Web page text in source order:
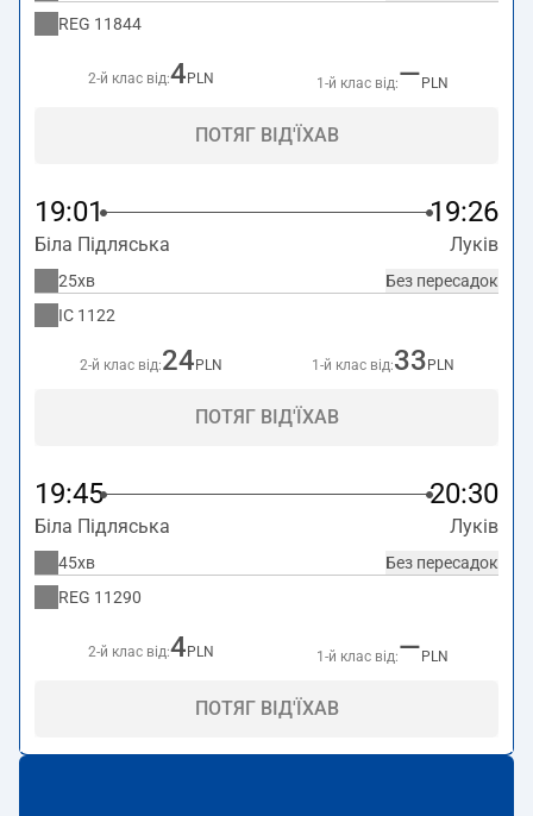
REG 11844
2-й клас від:4 PLN 1-й клас від:— PLN
ПОТЯГ ВІД'ЇХАВ
19:01 19:26
Біла Підляська Луків
Без пересадок
25хв
IC 1122
2-й клас від:24 PLN 1-й клас від:33 PLN
ПОТЯГ ВІД'ЇХАВ
19:45 20:30
Біла Підляська Луків
Без пересадок
45хв
REG 11290
2-й клас від:4 PLN 1-й клас від:— PLN
ПОТЯГ ВІД'ЇХАВ